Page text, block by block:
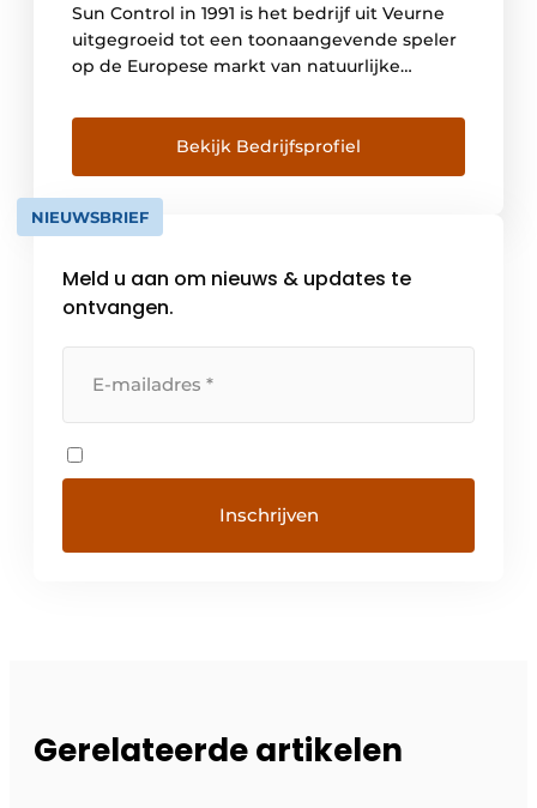
Sun Control in 1991 is het bedrijf uit Veurne
uitgegroeid tot een toonaangevende speler
op de Europese markt van natuurlijke
dan ook élke bewoner voorzien van een
gezond, comfortabel en energiezuinig
binnenklimaat. Een continue investering in
alle beschikbare middelen vormt sinds jaar
en […]
Bekijk Bedrijfsprofiel
NIEUWSBRIEF
Meld u aan om nieuws & updates te
ontvangen.
Gerelateerde artikelen